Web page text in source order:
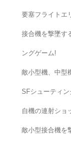
要塞フライトエ
接合機を撃墜す
ングゲーム!
敵小型機、中型
SFシューティン
自機の連射ショ
敵小型接合機を